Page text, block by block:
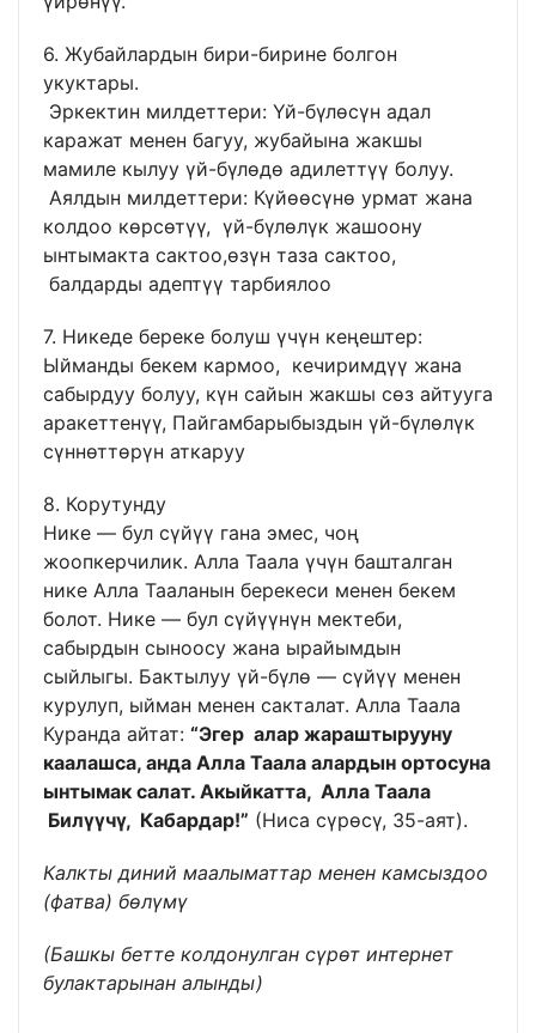
6. Жубайлардын бири-бирине болгон
укуктары.
Эркектин милдеттери: Үй-бүлөсүн адал
каражат менен багуу, жубайына жакшы
мамиле кылуу үй-бүлөдө адилеттүү болуу.
Аялдын милдеттери: Күйөөсүнө урмат жана
колдоо көрсөтүү, үй-бүлөлүк жашоону
ынтымакта сактоо,өзүн таза сактоо,
балдарды адептүү тарбиялоо
7. Никеде береке болуш үчүн кеңештер:
Ыйманды бекем кармоо, кечиримдүү жана
сабырдуу болуу, күн сайын жакшы сөз айтууга
аракеттенүү, Пайгамбарыбыздын үй-бүлөлүк
сүннөттөрүн аткаруу
8. Корутунду
Нике — бул сүйүү гана эмес, чоң
жоопкерчилик. Алла Таала үчүн башталган
нике Алла Тааланын берекеси менен бекем
болот. Нике — бул сүйүүнүн мектеби,
сабырдын сыноосу жана ырайымдын
сыйлыгы. Бактылуу үй-бүлө — сүйүү менен
курулуп, ыйман менен сакталат. Алла Таала
Куранда айтат: “Эгер алар жараштырууну
каалашса, анда Алла Таала алардын ортосуна
ынтымак салат. Акыйкатта, Алла Таала
Билүүчү, Кабардар!” (Ниса сүрөсү, 35-аят).
Калкты диний маалыматтар менен камсыздоо
(фатва) бөлүмү
(Башкы бетте колдонулган сүрөт интернет
булактарынан алынды)